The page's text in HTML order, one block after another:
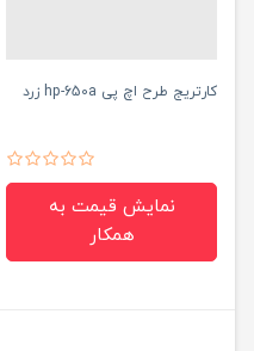
کارتریج طرح اچ پی hp-650a زرد
نمایش قیمت به
همکار